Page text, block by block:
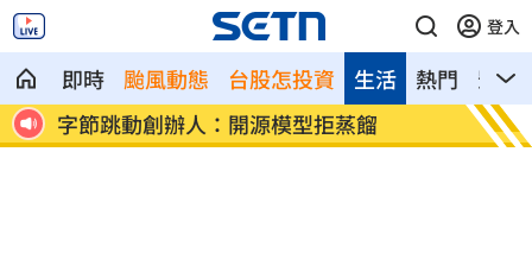
登入
即時 颱風動態 台股怎投資 熱門 影音
生活
運動前拉筋＝不受傷？錯了！這事才防傷
害
遭詐